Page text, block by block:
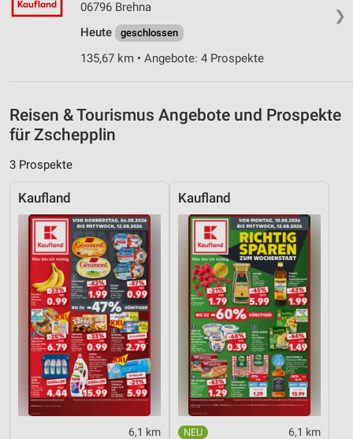
❯
06796 Brehna
Heute
geschlossen
135,67 km • Angebote: 4 Prospekte
Reisen & Tourismus Angebote und Prospekte
für Zschepplin
3 Prospekte
Kaufland
6,1 km
Kaufland
6,1 km
Entwicklung und Verbesserung der Angebote
Verwendung reduzierter Daten zur Auswahl von
Verwendung genauer Standortdaten
Geräte anhand von aktiv angeforderten
Informationen identifizieren
Performance
Funktional
Werbung